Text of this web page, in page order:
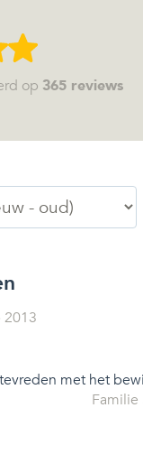
op 365 reviews
met het